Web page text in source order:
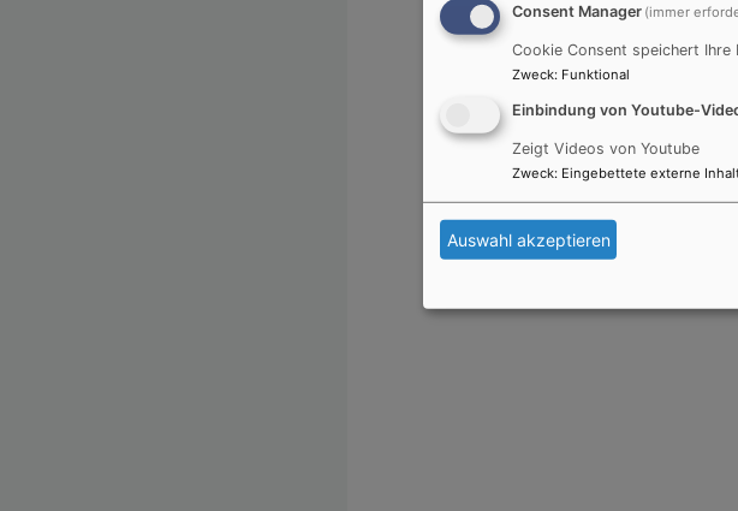
Consent Manager (immer
Cookie Consent speichert
Zweck: Funktional
Einbindung von Youtube-
Zeigt Videos von Youtube
Zweck: Eingebettete externe
Auswahl akzeptieren